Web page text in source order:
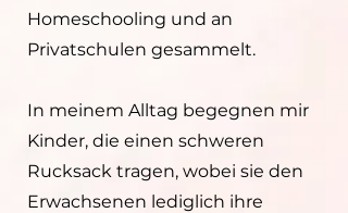
Homeschooling und an
Privatschulen gesammelt.
In meinem Alltag begegnen mir
Kinder, die einen schweren
Rucksack tragen, wobei sie den
Erwachsenen lediglich ihre